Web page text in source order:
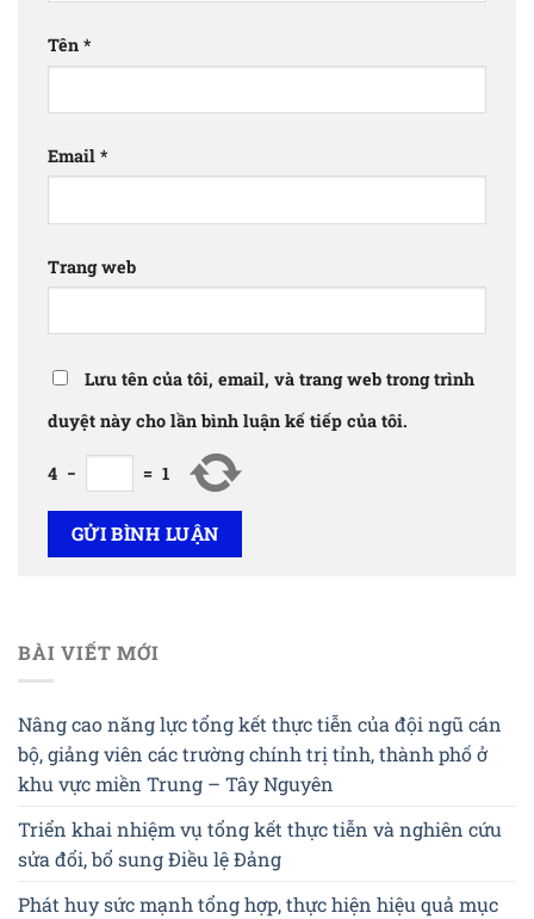
Tên *
Email *
Trang web
Lưu tên của tôi, email, và trang web trong trình
duyệt này cho lần bình luận kế tiếp của tôi.
4 − = 1
BÀI VIẾT MỚI
Nâng cao năng lực tổng kết thực tiễn của đội ngũ cán
bộ, giảng viên các trường chính trị tỉnh, thành phố ở
khu vực miền Trung – Tây Nguyên
Triển khai nhiệm vụ tổng kết thực tiễn và nghiên cứu
sửa đổi, bổ sung Điều lệ Đảng
Phát huy sức mạnh tổng hợp, thực hiện hiệu quả mục